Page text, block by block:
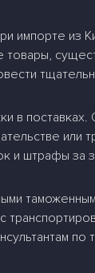
импорте из
товары,
в
или
и штрафы за